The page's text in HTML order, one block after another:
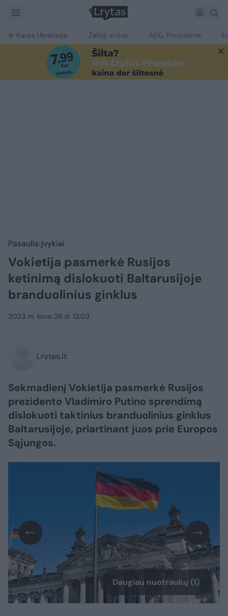
Karas Ukrainoje Žalioji erdvė Ačiū, Prezidente
Pasaulis Įvykiai
Vokietija pasmerkė Rusijos
ketinimą dislokuoti Baltarusijoje
branduolinius ginklus
2023 m. kovo 26 d. 13:03
Lrytas.lt
Sekmadienį Vokietija pasmerkė Rusijos
prezidento Vladimiro Putino sprendimą
dislokuoti taktinius branduolinius ginklus
Baltarusijoje, priartinant juos prie Europos
Sąjungos.
Daugiau nuotraukų (1)